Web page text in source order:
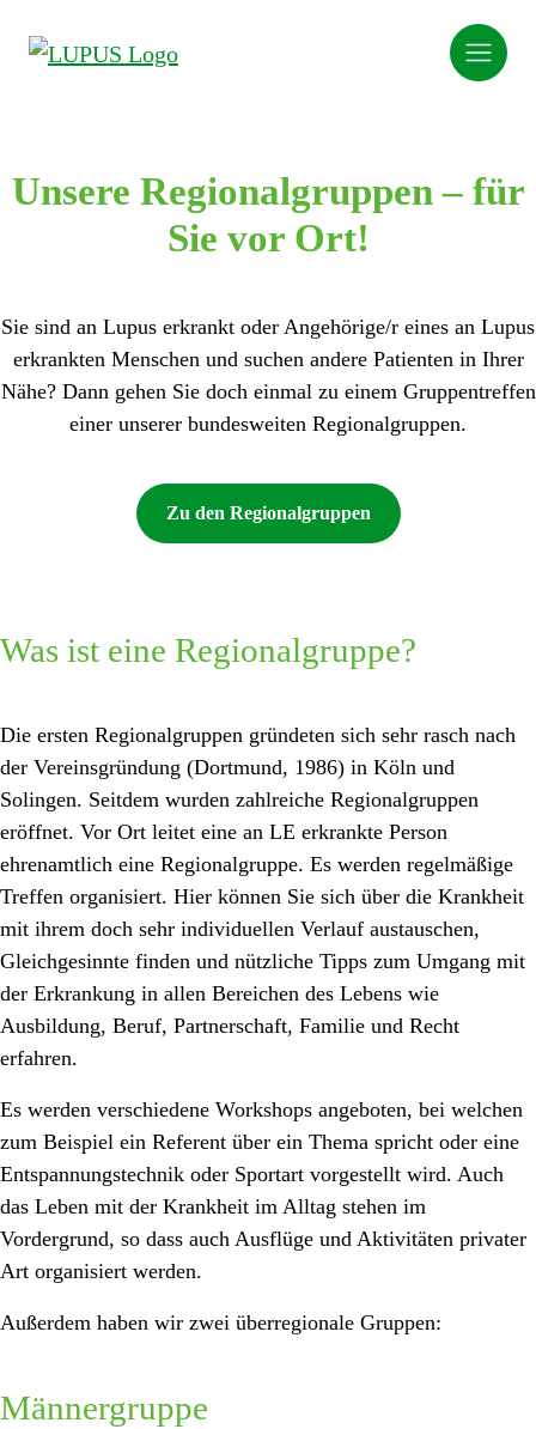
Unsere Regionalgruppen – für
Sie vor Ort!
Sie sind an Lupus erkrankt oder Angehörige/r eines an Lupus
erkrankten Menschen und suchen andere Patienten in Ihrer
Nähe? Dann gehen Sie doch einmal zu einem Gruppentreffen
einer unserer bundesweiten Regionalgruppen.
Zu den Regionalgruppen
Was ist eine Regionalgruppe?
Die ersten Regionalgruppen gründeten sich sehr rasch nach
der Vereinsgründung (Dortmund, 1986) in Köln und
Solingen. Seitdem wurden zahlreiche Regionalgruppen
eröffnet. Vor Ort leitet eine an LE erkrankte Person
ehrenamtlich eine Regionalgruppe. Es werden regelmäßige
Treffen organisiert. Hier können Sie sich über die Krankheit
mit ihrem doch sehr individuellen Verlauf austauschen,
Gleichgesinnte finden und nützliche Tipps zum Umgang mit
der Erkrankung in allen Bereichen des Lebens wie
Ausbildung, Beruf, Partnerschaft, Familie und Recht
erfahren.
Es werden verschiedene Workshops angeboten, bei welchen
zum Beispiel ein Referent über ein Thema spricht oder eine
Entspannungstechnik oder Sportart vorgestellt wird. Auch
das Leben mit der Krankheit im Alltag stehen im
Vordergrund, so dass auch Ausflüge und Aktivitäten privater
Art organisiert werden.
Außerdem haben wir zwei überregionale Gruppen:
Männergruppe